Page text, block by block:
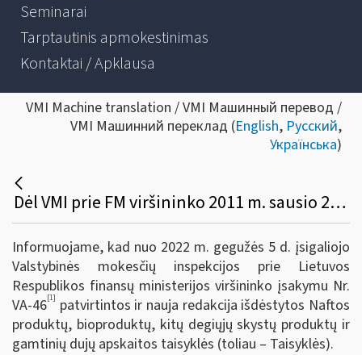
Seminarai
Tarptautinis apmokestinimas
Kontaktai / Apklausa
VMI Machine translation / VMI Машинный перевод /
VMI Машинний переклад (English, Русский,
Українська)
Dėl VMI prie FM viršininko 2011 m. sausio 25 d. įsakymo Nr. VA-16 pakeitimo
Informuojame, kad nuo 2022 m. gegužės 5 d. įsigaliojo
Valstybinės mokesčių inspekcijos prie Lietuvos
Respublikos finansų ministerijos viršininko įsakymu Nr.
VA-46[1] patvirtintos ir nauja redakcija išdėstytos Naftos
produktų, bioproduktų, kitų degiųjų skystų produktų ir
gamtinių dujų apskaitos taisyklės (toliau – Taisyklės).